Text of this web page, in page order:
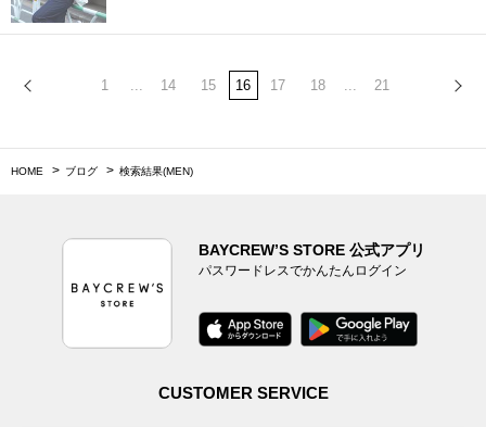
1 ... 14 15 16 17 18 ... 21
HOME ブログ 検索結果(MEN)
BAYCREW’S STORE 公式アプリ
パスワードレスでかんたんログイン
CUSTOMER SERVICE